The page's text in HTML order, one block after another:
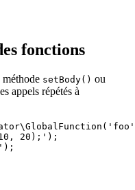
fonctions
méthode setBody() ou
appels répétés à
20);');